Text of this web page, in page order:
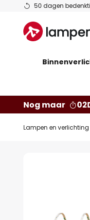
50 dagen
Ga
de
inhoud
Nog maar
Lampen en verlichting